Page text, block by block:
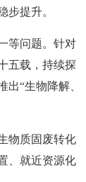
步提升。
等问题。针对
五载，持续探
“生物降解、
物质固废转化
、就近资源化